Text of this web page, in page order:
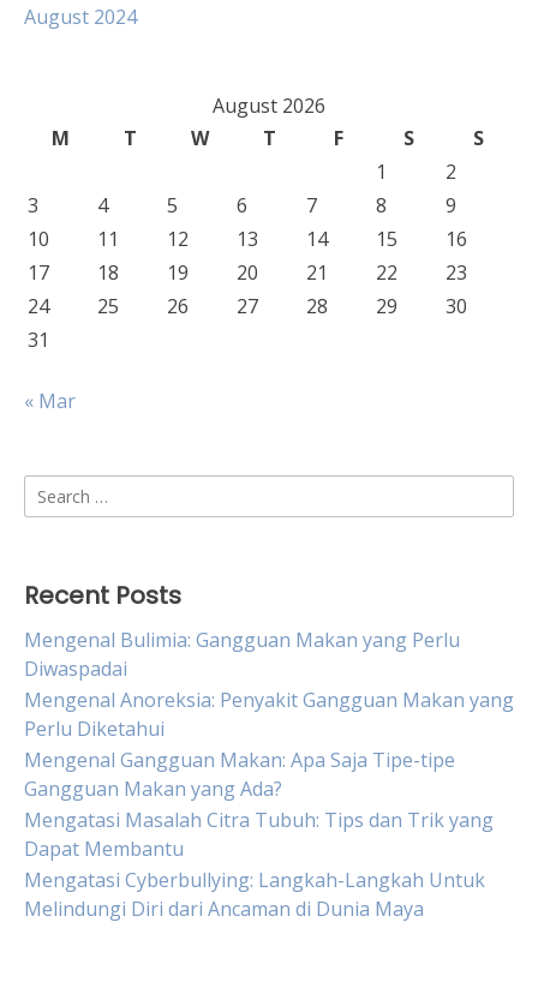
August 2024
August 2026
M
T W T F S
S
1
2
3
4 5 6 7 8
9
10
11 12 13 14 15
16
17
18 19 20 21 22
23
24
25 26 27 28 29
30
31
« Mar
Search
for:
Recent Posts
Mengenal Bulimia: Gangguan Makan yang Perlu
Diwaspadai
Mengenal Anoreksia: Penyakit Gangguan Makan yang
Perlu Diketahui
Mengenal Gangguan Makan: Apa Saja Tipe-tipe
Gangguan Makan yang Ada?
Mengatasi Masalah Citra Tubuh: Tips dan Trik yang
Dapat Membantu
Mengatasi Cyberbullying: Langkah-Langkah Untuk
Melindungi Diri dari Ancaman di Dunia Maya